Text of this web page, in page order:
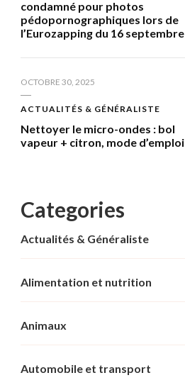
condamné pour photos
pédopornographiques lors de
l’Eurozapping du 16 septembre
OCTOBRE 30, 2025
ACTUALITÉS & GÉNÉRALISTE
Nettoyer le micro-ondes : bol
vapeur + citron, mode d’emploi
Categories
Actualités & Généraliste
Alimentation et nutrition
Animaux
Automobile et transport